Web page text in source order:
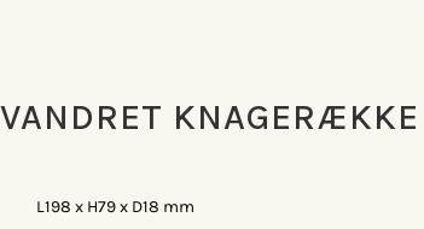
L198 x H79 x D18 mm